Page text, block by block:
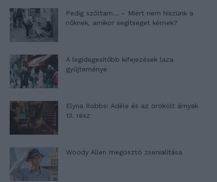
Pedig szóltam… – Miért nem hiszünk a
nőknek, amikor segítséget kérnek?
A legidegesítőbb kifejezések laza
gyűjteménye
Elyna Robbs: Adéle és az örökölt árnyak
13. rész
Woody Allen megosztó zsenialitása